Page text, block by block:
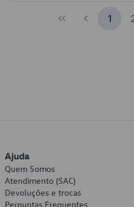
1
Ajuda
Quem Somos
Atendimento (SAC)
Devoluções e trocas
Perguntas Frequentes